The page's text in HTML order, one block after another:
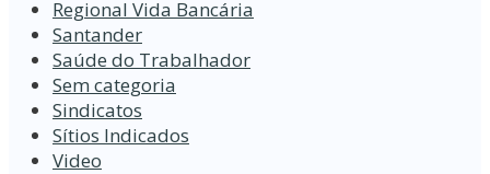
Regional Vida Bancária
Santander
Saúde do Trabalhador
Sem categoria
Sindicatos
Sítios Indicados
Video